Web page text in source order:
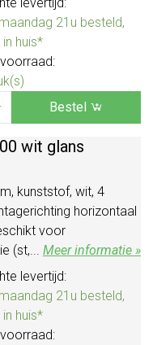
21u besteld,
huis*
Bestel
wit glans
kunststof, wit, 4
horizontaal
voor
(st,... Meer informatie »
levertijd:
21u besteld,
huis*